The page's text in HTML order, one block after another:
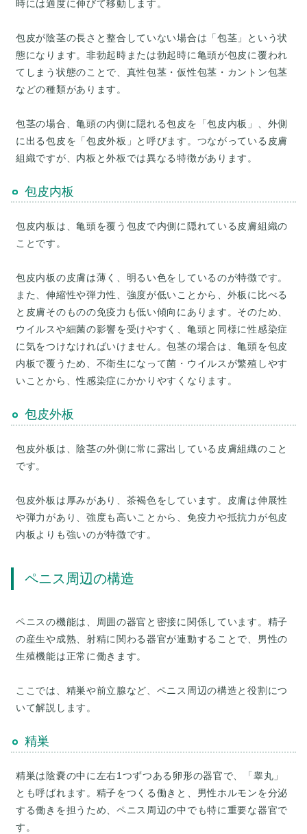
時には適度に伸びて移動します。
包皮が陰茎の長さと整合していない場合は「包茎」という状
態になります。非勃起時または勃起時に亀頭が包皮に覆われ
てしまう状態のことで、真性包茎・仮性包茎・カントン包茎
などの種類があります。
包茎の場合、亀頭の内側に隠れる包皮を「包皮内板」、外側
に出る包皮を「包皮外板」と呼びます。つながっている皮膚
組織ですが、内板と外板では異なる特徴があります。
包皮内板
包皮内板は、亀頭を覆う包皮で内側に隠れている皮膚組織の
ことです。
包皮内板の皮膚は薄く、明るい色をしているのが特徴です。
また、伸縮性や弾力性、強度が低いことから、外板に比べる
と皮膚そのものの免疫力も低い傾向にあります。そのため、
ウイルスや細菌の影響を受けやすく、亀頭と同様に性感染症
に気をつけなければいけません。包茎の場合は、亀頭を包皮
内板で覆うため、不衛生になって菌・ウイルスが繁殖しやす
包皮外板
包皮外板は、陰茎の外側に常に露出している皮膚組織のこと
です。
包皮外板は厚みがあり、茶褐色をしています。皮膚は伸展性
や弾力があり、強度も高いことから、免疫力や抵抗力が包皮
ペニス周辺の構造
ペニスの機能は、周囲の器官と密接に関係しています。精子
の産生や成熟、射精に関わる器官が連動することで、男性の
生殖機能は正常に働きます。
ここでは、精巣や前立腺など、ペニス周辺の構造と役割につ
精巣
精巣は陰嚢の中に左右1つずつある卵形の器官で、「睾丸」
とも呼ばれます。精子をつくる働きと、男性ホルモンを分泌
する働きを担うため、ペニス周辺の中でも特に重要な器官で
す。